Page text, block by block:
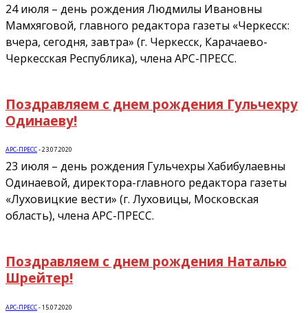
24 июля – день рождения Людмилы Ивановны
Мамхяговой, главного редактора газеты «Черкесск:
вчера, сегодня, завтра» (г. Черкесск, Карачаево-
Черкесская Республика), члена АРС-ПРЕСС.
Поздравляем с днем рождения Гульчехру
Одинаеву!
АРС-ПРЕСС-23.07.2020
23 июля – день рождения Гульчехры Хабибулаевны
Одинаевой, директора-главного редактора газеты
«Луховицкие вести» (г. Луховицы, Московская
область), члена АРС-ПРЕСС.
Поздравляем с днем рождения Наталью
Шрейтер!
АРС-ПРЕСС-15.07.2020